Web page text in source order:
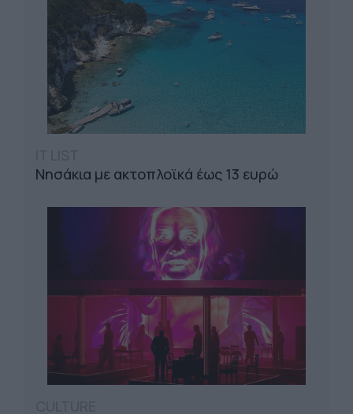
Νησάκια με ακτοπλοϊκά έως 13 ευρώ